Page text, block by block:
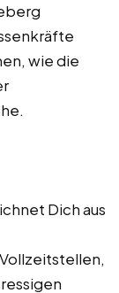
wie die
Dich aus